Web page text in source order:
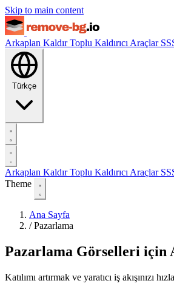
Skip to main content
Arkaplan KaldırToplu Kaldırıcı Araçlar
Türkçe
Arkaplan KaldırToplu Kaldırıcı Araçlar
Theme
Ana Sayfa
/ Pazarlama
Pazarlama Görselleri için
Katılımı artırmak ve yaratıcı iş akışınızı